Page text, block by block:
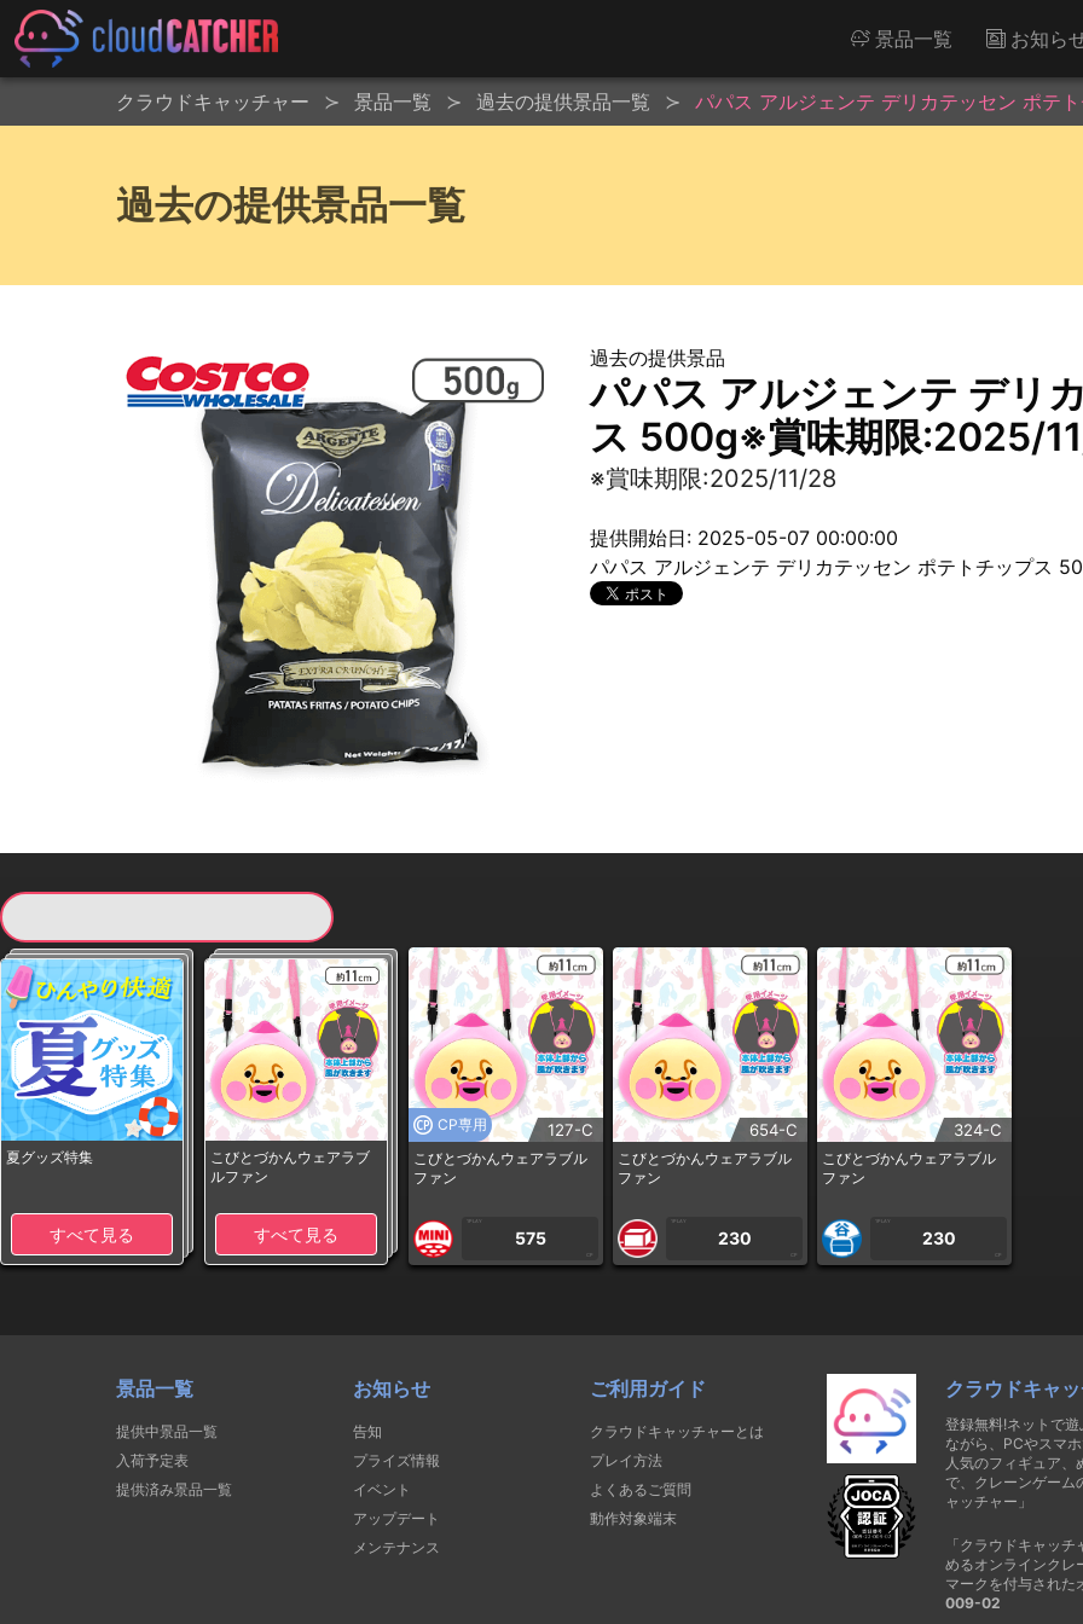
景品一覧 お知ら
クラウドキャッチャー 景品一覧 過去の提供景品一覧 パパス アルジェンテ デリカテッセン ポテ
過去の提供景品一覧
過去の提供景品
パパス アルジェンテ デリ
ス 500g※賞味期限:2025/
※賞味期限:2025/11/28
提供開始日: 2025-05-07 00:00:00
パパス アルジェンテ デリカテッセン ポテトチップス
夏グッズ特集
すべて見る
こびとづかんウェアラブ
ルファン
すべて見る
CP専用 127-C
こびとづかんウェアラブル
ファン
1PLAY
575
CP
654-C
こびとづかんウェアラブル
ファン
1PLAY
230
CP
324-C
こびとづかんウェアラブル
ファン
1PLAY
230
CP
景品一覧
提供中景品一覧
入荷予定表
提供済み景品一覧
お知らせ
告知
プライズ情報
イベント
アップデート
メンテナンス
ご利用ガイド
クラウドキャッチャーとは
プレイ方法
よくあるご質問
動作対象端末
クラウドキャ
登録無料!ネットで
ながら、PCやスマ
人気のフィギュア
で、クレーンゲーム
ャッチャー」
「クラウドキャッ
めるオンラインクレ
マークを付与された
009-02